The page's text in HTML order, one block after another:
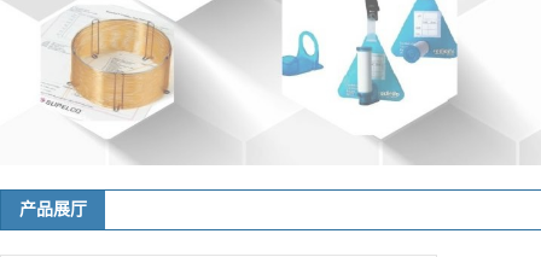
产品展厅